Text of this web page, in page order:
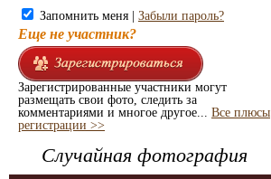
Запомнить меня | Забыли пароль?
Еще не участник?
Зарегистрированные участники могут
размещать свои фото, следить за
комментариями и многое другое... Все плюсы
регистрации >>
Случайная фотография